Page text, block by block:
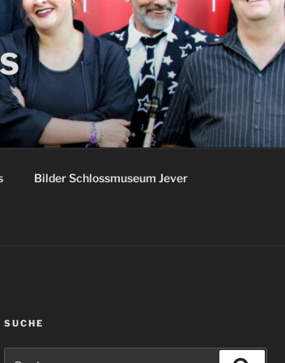
Bilder Schlossmuseum Jever
SUCHE